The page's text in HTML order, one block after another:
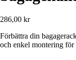
286,00 kr
Förbättra din
och enkel montering